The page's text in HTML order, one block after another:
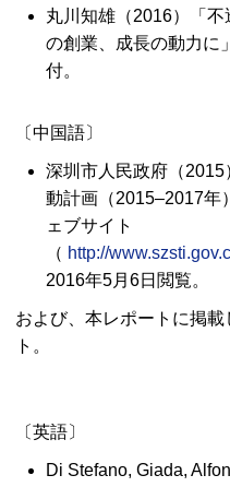
丸川知雄（2016）「
の創業、成長の動力に
付。
〔中国語〕
深圳市人民政府（2015
動計画 （2015–2017
ェブサイト
（ http://
2016年5月6日閲覧。
および、本レポートに掲
ト。
〔英語〕
Di Stefano, Giada,